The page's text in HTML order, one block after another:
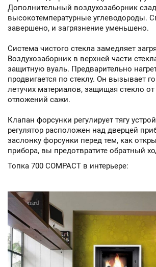
Дополнительный воздухозаборник
высокотемпературные углеводороды.
завершено, и загрязнение уменьшено.
Система чистого стекла замедляет
Воздухозаборник в верхней части
защитную вуаль. Предварительно
продвигается по стеклу. Он вызывает
летучих материалов, защищая стекло
отложений сажи.
Клапан форсунки регулирует тягу
регулятор расположен над дверцей
заслонку форсунки перед тем, как
прибора, вы предотвратите обратный
Топка 700 COMPACT в интерьере: